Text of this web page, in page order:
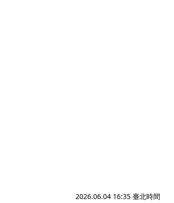
2026.06.04 16:35 臺北時間